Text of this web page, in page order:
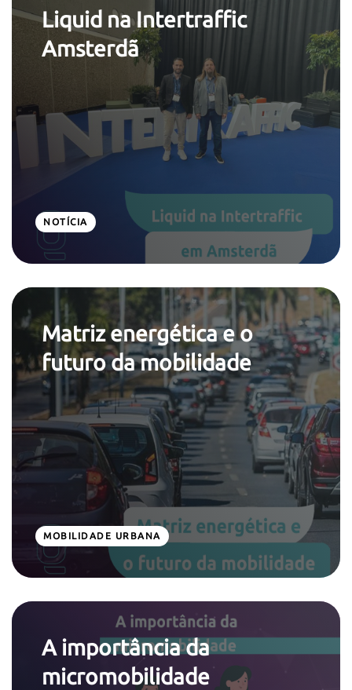
Liquid na Intertraffic
Amsterdã
NOTÍCIA
Matriz energética e o
futuro da mobilidade
MOBILIDADE URBANA
A importância da
micromobilidade